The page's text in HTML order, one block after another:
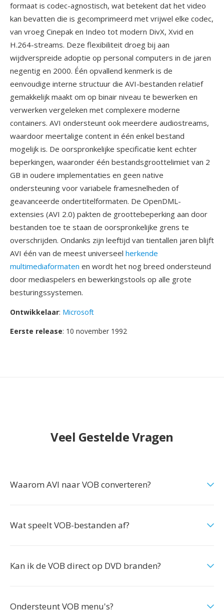
formaat is codec-agnostisch, wat betekent dat het video
kan bevatten die is gecomprimeerd met vrijwel elke codec,
van vroeg Cinepak en Indeo tot modern DivX, Xvid en
H.264-streams. Deze flexibiliteit droeg bij aan
wijdverspreide adoptie op personal computers in de jaren
negentig en 2000. Één opvallend kenmerk is de
eenvoudige interne structuur die AVI-bestanden relatief
gemakkelijk maakt om op binair niveau te bewerken en
verwerken vergeleken met complexere moderne
containers. AVI ondersteunt ook meerdere audiostreams,
waardoor meertalige content in één enkel bestand
mogelijk is. De oorspronkelijke specificatie kent echter
beperkingen, waaronder één bestandsgroottelimiet van 2
GB in oudere implementaties en geen native
ondersteuning voor variabele framesnelheden of
geavanceerde ondertitelformaten. De OpenDML-
extensies (AVI 2.0) pakten de groottebeperking aan door
bestanden toe te staan de oorspronkelijke grens te
overschrijden. Ondanks zijn leeftijd van tientallen jaren blijft
AVI één van de meest universeel herkende
multimediaformaten en wordt het nog breed ondersteund
door mediaspelers en bewerkingstools op alle grote
besturingssystemen.
Ontwikkelaar: Microsoft
Eerste release: 10 november 1992
Veel Gestelde Vragen
Waarom AVI naar VOB converteren?
Wat speelt VOB-bestanden af?
Kan ik de VOB direct op DVD branden?
Ondersteunt VOB menu's?